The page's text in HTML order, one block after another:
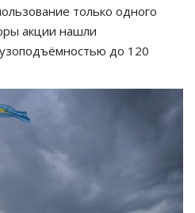
только одного
акции нашли
до 120